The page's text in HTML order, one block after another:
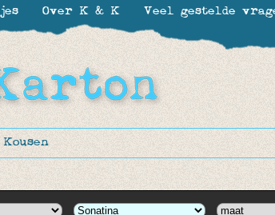
Kousen
Over K & K Veel gestelde